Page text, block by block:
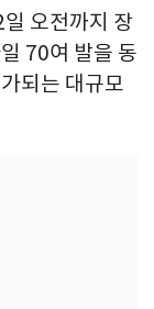
오전까지 장
70여 발을 동
되는 대규모